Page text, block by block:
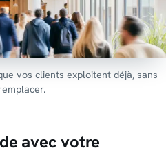
vos clients exploitent déjà, sans
avec votre